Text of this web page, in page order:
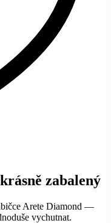
zabalený
Arete Diamond —
vychutnat.